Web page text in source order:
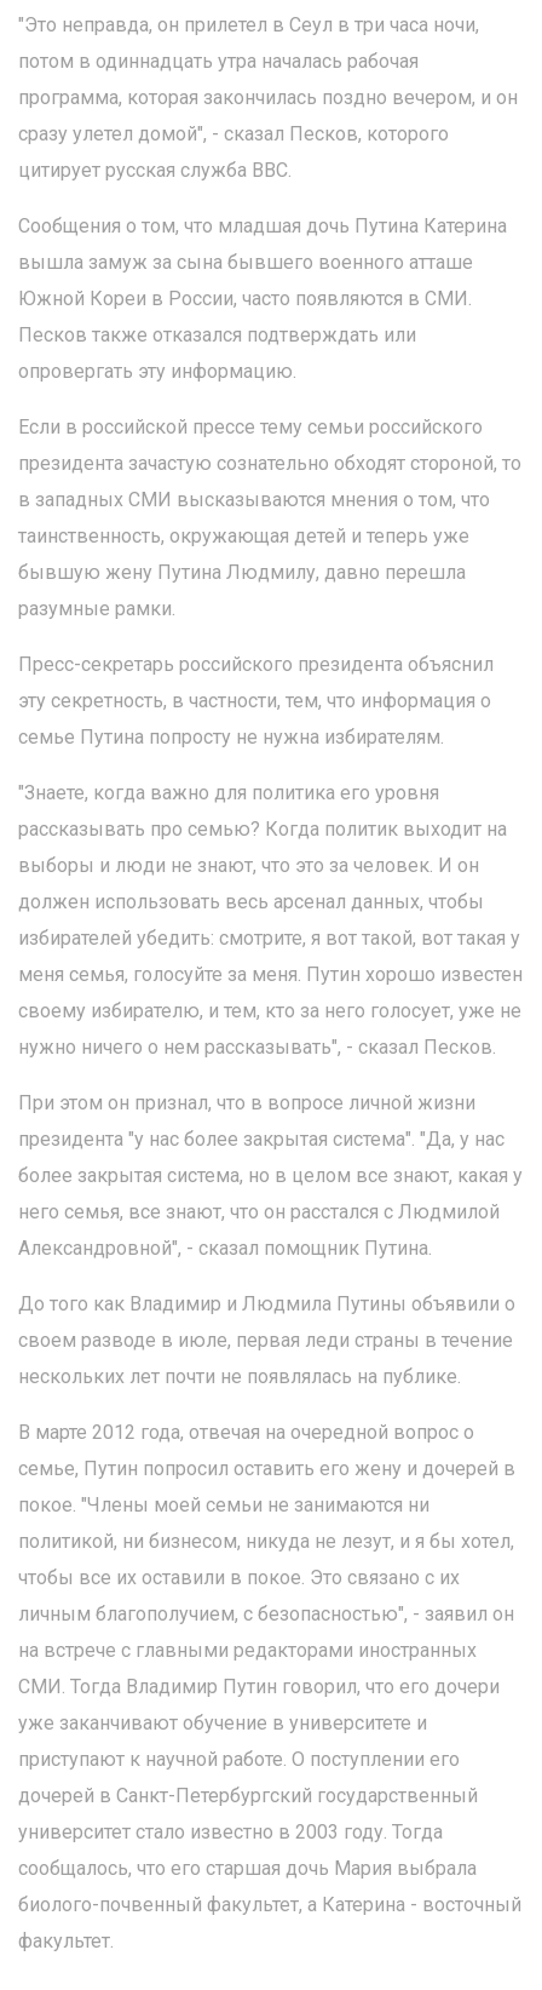
"Это неправда, он прилетел в Сеул в три часа ночи,
потом в одиннадцать утра началась рабочая
программа, которая закончилась поздно вечером, и он
сразу улетел домой", - сказал Песков, которого
цитирует русская служба BBC.
Сообщения о том, что младшая дочь Путина Катерина
вышла замуж за сына бывшего военного атташе
Южной Кореи в России, часто появляются в СМИ.
Песков также отказался подтверждать или
опровергать эту информацию.
Если в российской прессе тему семьи российского
президента зачастую сознательно обходят стороной, то
в западных СМИ высказываются мнения о том, что
таинственность, окружающая детей и теперь уже
бывшую жену Путина Людмилу, давно перешла
разумные рамки.
Пресс-секретарь российского президента объяснил
эту секретность, в частности, тем, что информация о
семье Путина попросту не нужна избирателям.
"Знаете, когда важно для политика его уровня
рассказывать про семью? Когда политик выходит на
выборы и люди не знают, что это за человек. И он
должен использовать весь арсенал данных, чтобы
избирателей убедить: смотрите, я вот такой, вот такая у
меня семья, голосуйте за меня. Путин хорошо известен
своему избирателю, и тем, кто за него голосует, уже не
нужно ничего о нем рассказывать", - сказал Песков.
При этом он признал, что в вопросе личной жизни
президента "у нас более закрытая система". "Да, у нас
более закрытая система, но в целом все знают, какая у
него семья, все знают, что он расстался с Людмилой
Александровной", - сказал помощник Путина.
До того как Владимир и Людмила Путины объявили о
своем разводе в июле, первая леди страны в течение
нескольких лет почти не появлялась на публике.
В марте 2012 года, отвечая на очередной вопрос о
семье, Путин попросил оставить его жену и дочерей в
покое. "Члены моей семьи не занимаются ни
политикой, ни бизнесом, никуда не лезут, и я бы хотел,
чтобы все их оставили в покое. Это связано с их
личным благополучием, с безопасностью", - заявил он
на встрече с главными редакторами иностранных
СМИ. Тогда Владимир Путин говорил, что его дочери
уже заканчивают обучение в университете и
приступают к научной работе. О поступлении его
дочерей в Санкт-Петербургский государственный
университет стало известно в 2003 году. Тогда
сообщалось, что его старшая дочь Мария выбрала
биолого-почвенный факультет, а Катерина - восточный
факультет.